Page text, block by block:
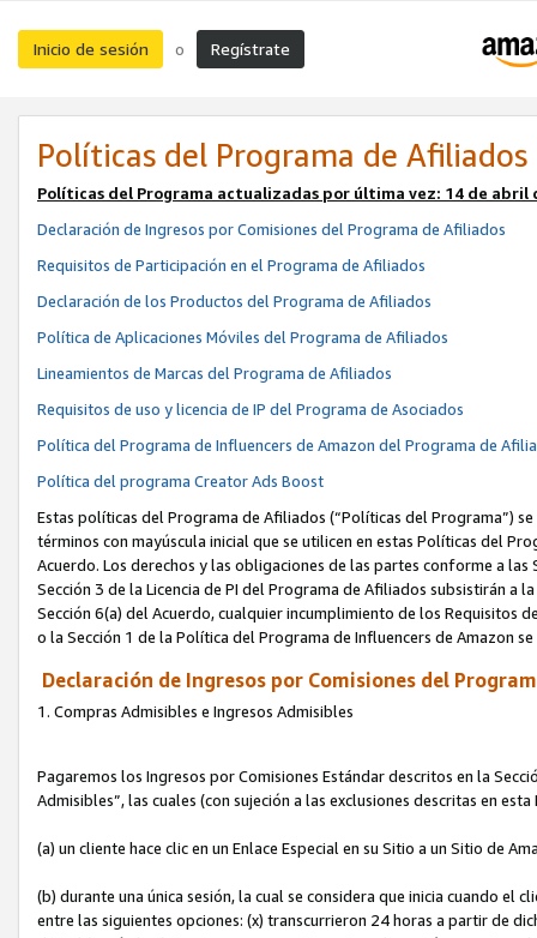
Inicio de sesión o Regístrate
Políticas del Programa de Afiliados
Políticas del Programa actualizadas por última vez: 14 de abril
Declaración de Ingresos por Comisiones del Programa de Afiliados
Requisitos de Participación en el Programa de Afiliados
Declaración de los Productos del Programa de Afiliados
Política de Aplicaciones Móviles del Programa de Afiliados
Lineamientos de Marcas del Programa de Afiliados
Requisitos de uso y licencia de IP del Programa de Asociados
Política del Programa de Influencers de Amazon del Programa de
Política del programa Creator Ads Boost
Estas políticas del Programa de Afiliados (“Políticas del Programa”)
términos con mayúscula inicial que se utilicen en estas Políticas del
Acuerdo. Los derechos y las obligaciones de las partes conforme a
Sección 3 de la Licencia de PI del Programa de Afiliados subsistirán
Sección 6(a) del Acuerdo, cualquier incumplimiento de los Requisitos
o la Sección 1 de la Política del Programa de Influencers de Amazon
Declaración de Ingresos por Comisiones del
1. Compras Admisibles e Ingresos Admisibles
Pagaremos los Ingresos por Comisiones Estándar descritos en la
Admisibles”, las cuales (con sujeción a las exclusiones descritas en
(a) un cliente hace clic en un Enlace Especial en su Sitio a un Sitio de
(b) durante una única sesión, la cual se considera que inicia cuando el
entre las siguientes opciones: (x) transcurrieron 24 horas a partir de